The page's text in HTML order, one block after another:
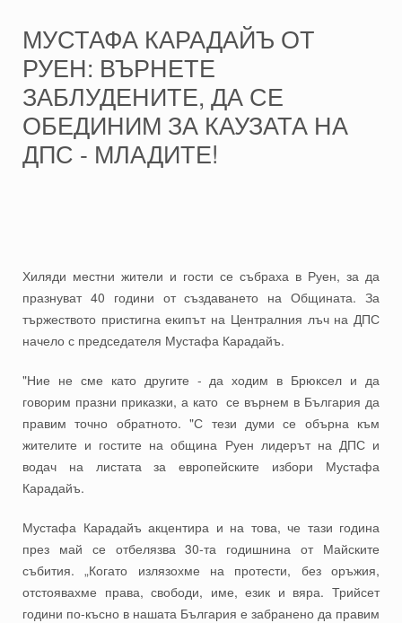
МУСТАФА КАРАДАЙЪ ОТ
РУЕН: ВЪРНЕТЕ
ЗАБЛУДЕНИТЕ, ДА СЕ
ОБЕДИНИМ ЗА КАУЗАТА НА
ДПС - МЛАДИТЕ!
Хиляди местни жители и гости се събраха в Руен, за да
празнуват 40 години от създаването на Общината. За
тържеството пристигна екипът на Централния лъч на ДПС
начело с председателя Мустафа Карадайъ.
"Ние не сме като другите - да ходим в Брюксел и да
говорим празни приказки, а като се върнем в България да
правим точно обратното. "С тези думи се обърна към
жителите и гостите на община Руен лидерът на ДПС и
водач на листата за европейските избори Мустафа
Карадайъ.
Мустафа Карадайъ акцентира и на това, че тази година
през май се отбелязва 30-та годишнина от Майските
събития. „Когато излязохме на протести, без оръжия,
отстоявахме права, свободи, име, език и вяра. Трийсет
години по-късно в нашата България е забранено да правим